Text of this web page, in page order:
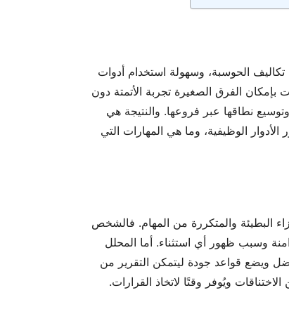
تكاليف الحوسبة، وسهولة استخدام أدوات
السحابية، والبرامج الرقمية الوطنية ضمن رؤية 2030. بات بإمكان الفرق الصغيرة تجربة الأتمتة دون
نطاقها عبر فروعها. والنتيجة هي
الوظيفية، وما هي المهارات التي
البطيئة والمتكررة من المهام. فالشخص
وسبب ظهور أي استثناء. أما المحلل
ويضع قواعد جودة ليتمكن التقرير من
ويُوفر وقتًا لاتخاذ القرارات.